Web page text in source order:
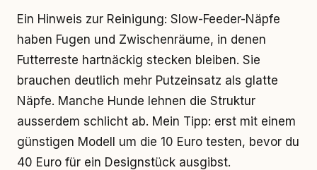
Ein Hinweis zur Reinigung: Slow-Feeder-Näpfe
haben Fugen und Zwischenräume, in denen
Futterreste hartnäckig stecken bleiben. Sie
brauchen deutlich mehr Putzeinsatz als glatte
Näpfe. Manche Hunde lehnen die Struktur
ausserdem schlicht ab. Mein Tipp: erst mit einem
günstigen Modell um die 10 Euro testen, bevor du
40 Euro für ein Designstück ausgibst.